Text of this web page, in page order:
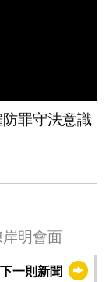
罪守法意識
明會面
下一則新聞